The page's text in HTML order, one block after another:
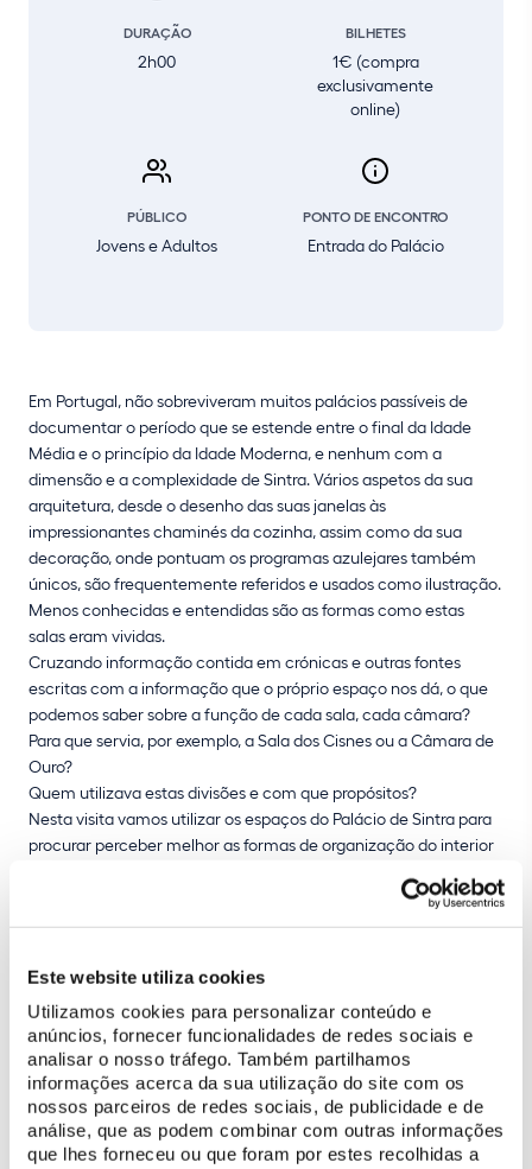
Este website utiliza cookies
Utilizamos cookies para personalizar conteúdo e
anúncios, fornecer funcionalidades de redes sociais e
analisar o nosso tráfego. Também partilhamos
informações acerca da sua utilização do site com os
nossos parceiros de redes sociais, de publicidade e de
análise, que as podem combinar com outras informações
que lhes forneceu ou que foram por estes recolhidas a
DURAÇÃO
2h00
BILHETES
1€ (compra
exclusivamente
online)
PÚBLICO
Jovens e Adultos
PONTO DE ENCONTRO
Entrada do Palácio
Em Portugal, não sobreviveram muitos palácios passíveis de
documentar o período que se estende entre o final da Idade
Média e o princípio da Idade Moderna, e nenhum com a
dimensão e a complexidade de Sintra. Vários aspetos da sua
arquitetura, desde o desenho das suas janelas às
impressionantes chaminés da cozinha, assim como da sua
decoração, onde pontuam os programas azulejares também
únicos, são frequentemente referidos e usados como ilustração.
Menos conhecidas e entendidas são as formas como estas
salas eram vividas.
Cruzando informação contida em crónicas e outras fontes
escritas com a informação que o próprio espaço nos dá, o que
podemos saber sobre a função de cada sala, cada câmara?
Para que servia, por exemplo, a Sala dos Cisnes ou a Câmara de
Ouro?
Quem utilizava estas divisões e com que propósitos?
Nesta visita vamos utilizar os espaços do Palácio de Sintra para
procurar perceber melhor as formas de organização do interior
Palácio Nacional de Sintrae aoPalácio Nacional de Queluz
alguns dos maiores especialistas em áreas como História,
Museologia, Arquitetura, Ciência e Arte. Trata-se de uma
oportunidade de o grande público ver respondidas questões
desafiantes e ter contacto com quem mais sabe sobretemas
relacionados com os Palácios, Sintra e a sua História.